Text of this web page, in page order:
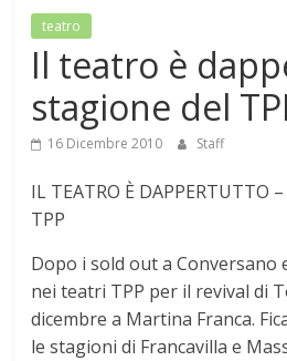
Mensile
arte,
cultura,
curiosità
teatro
Il teatro è
stagione del
16 Dicembre 2010 Staff
IL TEATRO È DAPPERTUTTO
TPP
Dopo i sold out a Conversano
nei teatri TPP per il revival di
dicembre a Martina Franca.
le stagioni di Francavilla e